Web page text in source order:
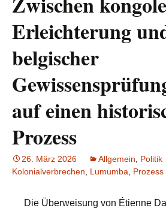
Erleichterung
belgischer
auf einen
Prozess
26. März 2026 Allgemein Politik
Kolonialverbrechen
Lumumba Prozess
Die Überweisung von Étienne